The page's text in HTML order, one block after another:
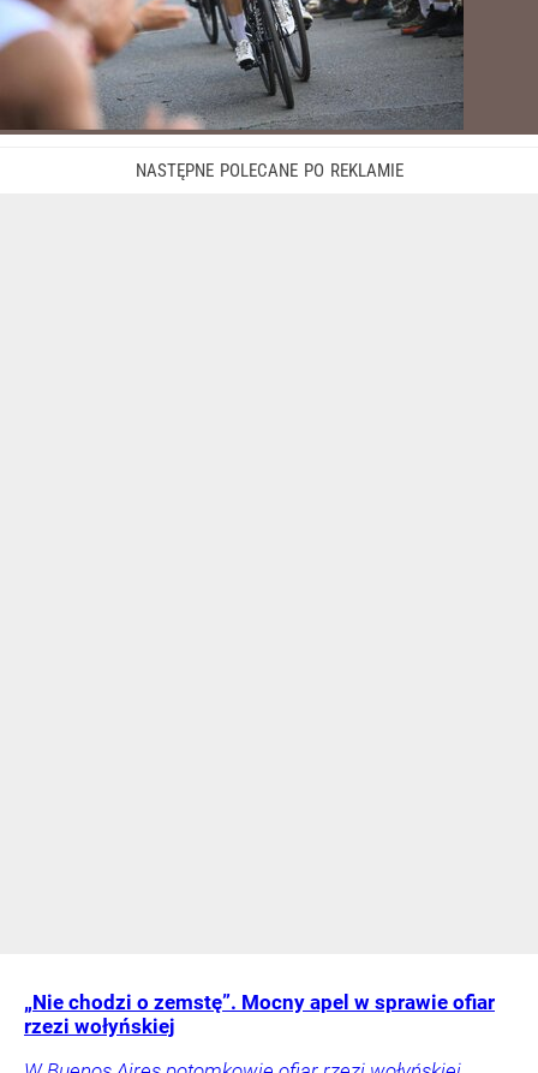
„Nie chodzi o zemstę”. Mocny apel w sprawie ofiar
rzezi wołyńskiej